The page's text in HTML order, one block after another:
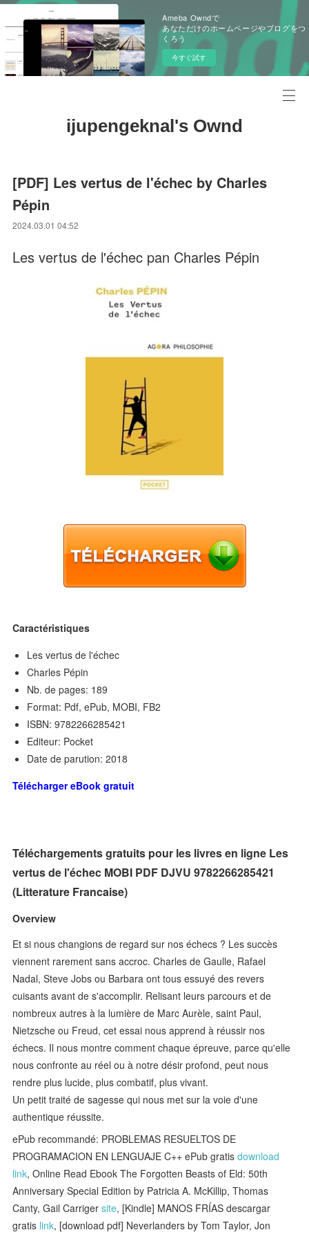
Ameba Owndで
あなただけのホームページやブログをつ
くろう
今すぐ試す
ijupengeknal's Ownd
[PDF] Les vertus de l'échec by Charles
Pépin
2024.03.01 04:52
Les vertus de l'échec pan Charles Pépin
Caractéristiques
Les vertus de l'échec
Charles Pépin
Nb. de pages: 189
Format: Pdf, ePub, MOBI, FB2
ISBN: 9782266285421
Editeur: Pocket
Date de parution: 2018
Télécharger eBook gratuit
Téléchargements gratuits pour les livres en ligne Les
vertus de l'échec MOBI PDF DJVU 9782266285421
(Litterature Francaise)
Overview
Et si nous changions de regard sur nos échecs ? Les succès
viennent rarement sans accroc. Charles de Gaulle, Rafael
Nadal, Steve Jobs ou Barbara ont tous essuyé des revers
cuisants avant de s'accomplir. Relisant leurs parcours et de
nombreux autres à la lumière de Marc Aurèle, saint Paul,
Nietzsche ou Freud, cet essai nous apprend à réussir nos
échecs. Il nous montre comment chaque épreuve, parce qu'elle
nous confronte au réel ou à notre désir profond, peut nous
rendre plus lucide, plus combatif, plus vivant.
Un petit traité de sagesse qui nous met sur la voie d'une
authentique réussite.
ePub recommandé: PROBLEMAS RESUELTOS DE
PROGRAMACION EN LENGUAJE C++ ePub gratisdownload
link, Online Read Ebook The Forgotten Beasts of Eld: 50th
Anniversary Special Edition by Patricia A. McKillip, Thomas
Canty, Gail Carrigersite, [Kindle] MANOS FRÍAS descargar
gratis link, [download pdf] Neverlanders by Tom Taylor, Jon